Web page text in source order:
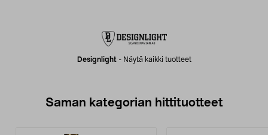
Designlight - Näytä kaikki tuotteet
Saman kategorian hittituotteet